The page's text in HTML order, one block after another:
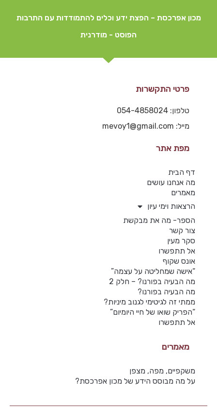
מכון אפרכסת – הפצת ידע וכלים להתמודדות עם התרבות
הפוסט - מודרנית
פרטי התקשרות
טלפון: 054-4858024
מייל: mevoy1@gmail.com
מפת אתר
דף הבית
מה אנחנו עושים
מאמרים
הרצאות וימי עיון
הספר- מה את מבקשת
צור קשר
סקר מעין
אל תתפשרו
אונס שקוף
“אישה שמחליטה על עצמה”
מה הבעיה בפורנו? – חלק 2
מה הבעיה בפורנו?
ממתי זה לגיטימי לגנוב מיניות?
“הפריק שואו של חיי היומיום”
אל תתפשרו
מאמרים
משקפיים, מפה, מצפן
על מה מבוסס הידע של מכון אפרכסת?